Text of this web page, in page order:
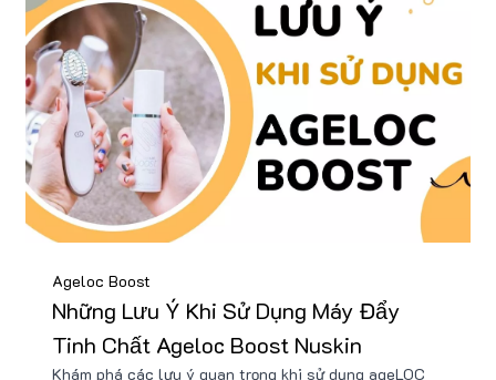
Ageloc Boost
Những Lưu Ý Khi Sử Dụng Máy Đẩy
Tinh Chất Ageloc Boost Nuskin
Khám phá các lưu ý quan trọng khi sử dụng ageLOC